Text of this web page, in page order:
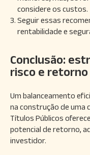
considere os custos.
Seguir essas
rentabilidade e
Conclusão:
risco e retorno
Um balanceamento
na construção de uma
Títulos Públicos
potencial de retorno,
investidor.